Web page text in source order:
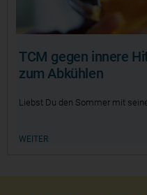
TCM gegen innere
zum Abkühlen
Liebst Du den Sommer mit
WEITER